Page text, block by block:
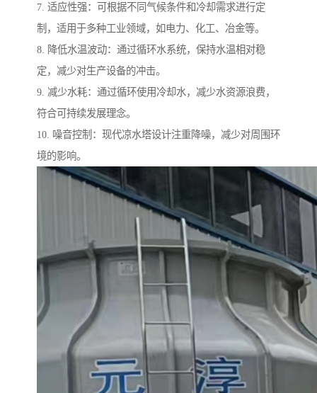
7. 适应性强：可根据不同气候条件和冷却需求进行定
制，适用于多种工业领域，如电力、化工、冶金等。
8. 降低水温波动：通过循环水系统，保持水温相对稳
定，减少对生产设备的冲击。
9. 减少水耗：通过循环使用冷却水，减少水资源浪费，
符合可持续发展理念。
10. 噪音控制：现代凉水塔设计注重降噪，减少对周围环
境的影响。